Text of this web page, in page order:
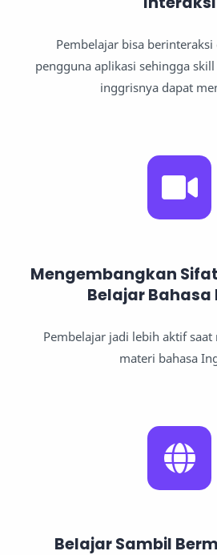
Pembelajar bisa berinteraksi
pengguna aplikasi sehingga
inggrisnya dapat
Mengembangkan
Belajar Bahasa
Pembelajar jadi lebih aktif
materi bahasa
Belajar Sambil